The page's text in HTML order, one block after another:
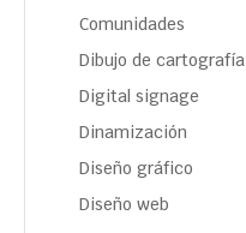
Comunidades
Dibujo de cartografía
Digital signage
Dinamización
Diseño gráfico
Diseño web